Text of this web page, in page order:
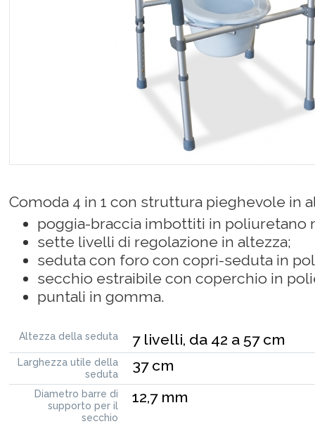
Comoda 4 in 1 con struttura pieghevole in
poggia-braccia imbottiti in poliuretano
sette livelli di regolazione in altezza;
seduta con foro con copri-seduta in
secchio estraibile con coperchio in
puntali in gomma.
Altezza della seduta 7 livelli, da 42 a 57 cm
Larghezza utile della
seduta
37 cm
Diametro barre di
supporto per il
secchio
12,7 mm